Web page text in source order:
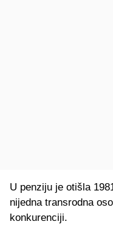
U penziju je otišla
nijedna transrodna
konkurenciji.